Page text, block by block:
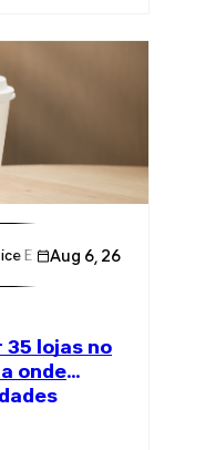
Excellence
Aug 6, 26
lojas no
onde